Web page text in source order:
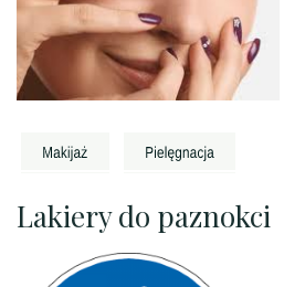
Lakiery do paznokci